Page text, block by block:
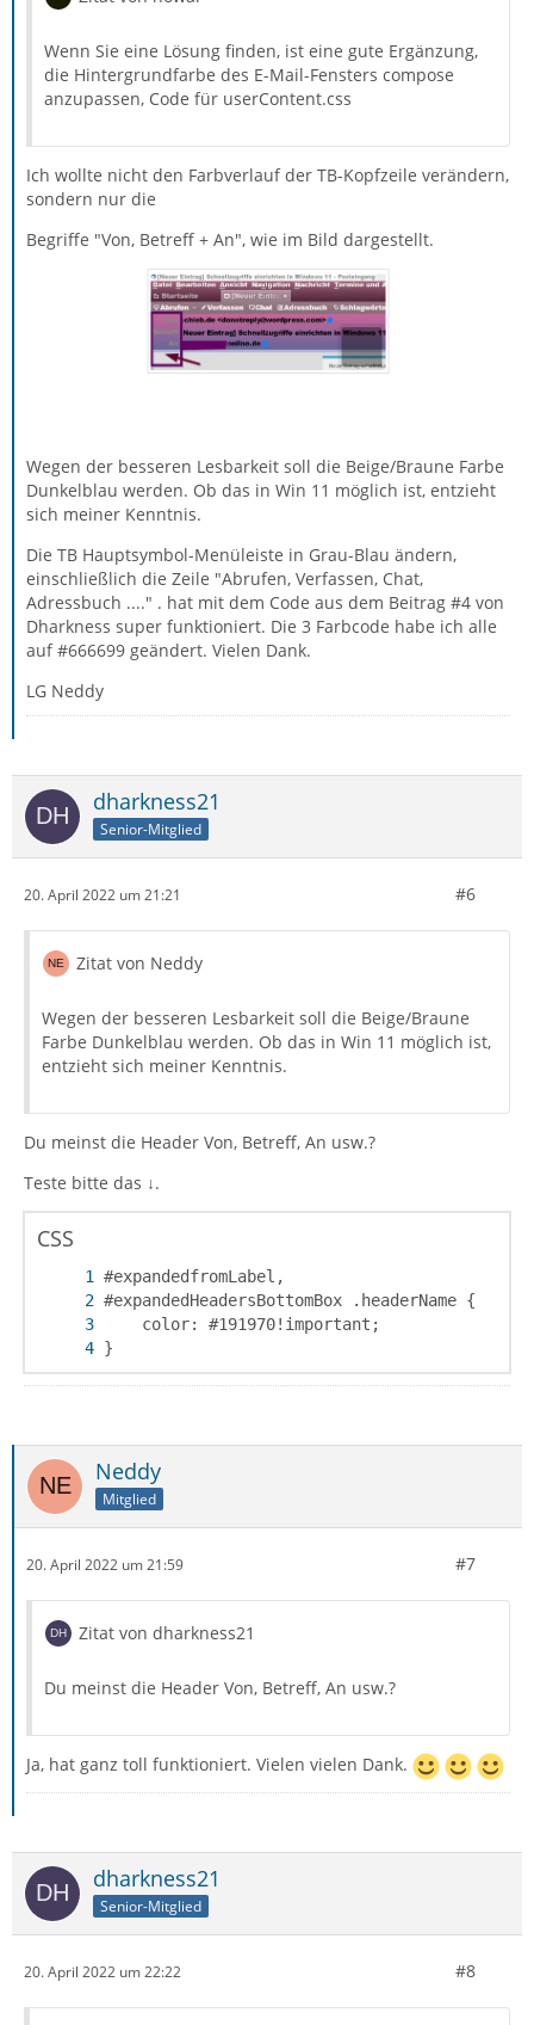
Wenn Sie eine Lösung finden, ist eine gute Ergänzung,
die Hintergrundfarbe des E-Mail-Fensters compose
anzupassen, Code für userContent.css
Ich wollte nicht den Farbverlauf der TB-Kopfzeile verändern,
sondern nur die
Begriffe "Von, Betreff + An", wie im Bild dargestellt.
Wegen der besseren Lesbarkeit soll die Beige/Braune Farbe
Dunkelblau werden. Ob das in Win 11 möglich ist, entzieht
sich meiner Kenntnis.
Die TB Hauptsymbol-Menüleiste in Grau-Blau ändern,
einschließlich die Zeile "Abrufen, Verfassen, Chat,
Adressbuch ...." . hat mit dem Code aus dem Beitrag #4 von
Dharkness super funktioniert. Die 3 Farbcode habe ich alle
auf #666699 geändert. Vielen Dank.
LG Neddy
dharkness21
Senior-Mitglied
20. April 2022 um 21:21 #6
Zitat von Neddy
Wegen der besseren Lesbarkeit soll die Beige/Braune
Farbe Dunkelblau werden. Ob das in Win 11 möglich ist,
entzieht sich meiner Kenntnis.
Du meinst die Header Von, Betreff, An usw.?
Teste bitte das ↓.
CSS
}
Neddy
Mitglied
20. April 2022 um 21:59 #7
Zitat von dharkness21
Du meinst die Header Von, Betreff, An usw.?
Ja, hat ganz toll funktioniert. Vielen vielen Dank.
dharkness21
Senior-Mitglied
20. April 2022 um 22:22 #8